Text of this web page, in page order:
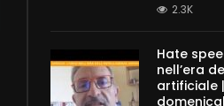
2.3K
Hate
nell’era
artificiale